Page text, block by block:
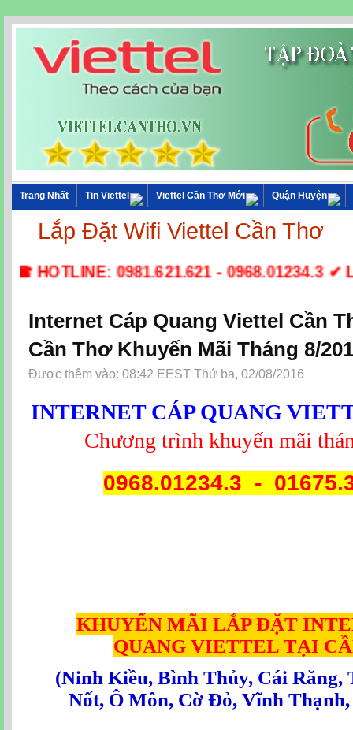
Trang Nhất Tin Viettel Viettel Cần Thơ Mới Quận Huyện
Lắp Đặt Wifi Viettel Cần Thơ
☎ HOTLINE: 0981.621.621 - 0968.01234.3 ✔
Internet Cáp Quang Viettel Cần
Cần Thơ Khuyến Mãi Tháng 8/
Được thêm vào: 08:42 EEST Thứ ba, 02/08/2016
INTERNET CÁP QUANG
Chương trình khuyến mãi
0968.01234.3 -
KHUYẾN MÃI LẮP ĐẶT
QUANG VIETTEL TẠI
(Ninh Kiều, Bình Thủy, Cái Răng,
Nốt, Ô Môn, Cờ Đỏ, Vĩnh Thạnh